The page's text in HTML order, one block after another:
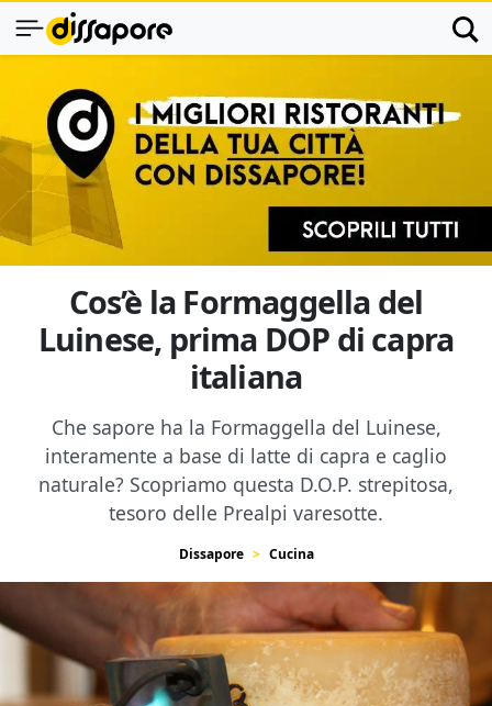
Cos’è la Formaggella del
Luinese, prima DOP di capra
italiana
Che sapore ha la Formaggella del Luinese,
interamente a base di latte di capra e caglio
naturale? Scopriamo questa D.O.P. strepitosa,
tesoro delle Prealpi varesotte.
Dissapore Cucina